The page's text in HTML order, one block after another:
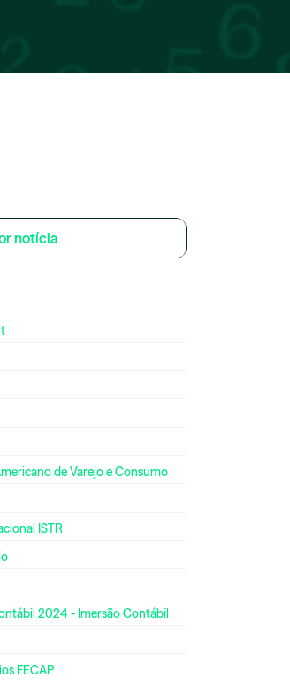
de Varejo e Consumo
ISTR
2024 - Imersão Contábil
FECAP